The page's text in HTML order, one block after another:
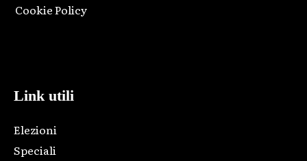
Cookie Policy
Link utili
Elezioni
Speciali